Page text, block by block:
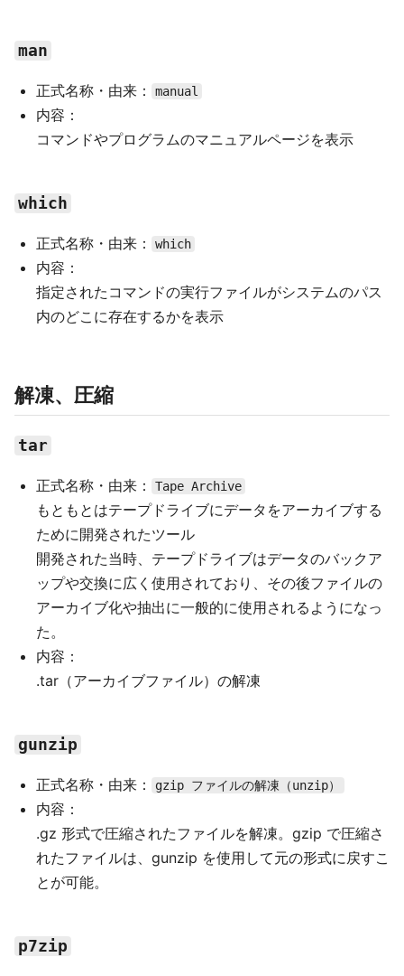
man
正式名称・由来： manual
内容：
コマンドやプログラムのマニュアルページを表示
which
正式名称・由来： which
内容：
指定されたコマンドの実行ファイルがシステムのパス
内のどこに存在するかを表示
解凍、圧縮
tar
正式名称・由来： Tape Archive
もともとはテープドライブにデータをアーカイブする
ために開発されたツール
開発された当時、テープドライブはデータのバックア
ップや交換に広く使用されており、その後ファイルの
アーカイブ化や抽出に一般的に使用されるようになっ
た。
内容：
.tar（アーカイブファイル）の解凍
gunzip
正式名称・由来： gzip ファイルの解凍（unzip）
内容：
.gz 形式で圧縮されたファイルを解凍。gzip で圧縮さ
れたファイルは、gunzip を使用して元の形式に戻すこ
とが可能。
p7zip